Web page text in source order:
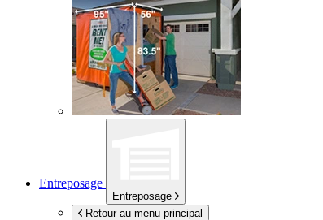
Entreposage
Entreposage
Retour au menu principal